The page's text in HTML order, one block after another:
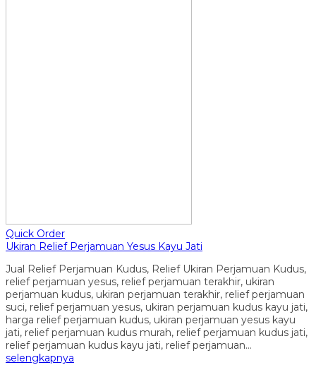
Quick Order
Ukiran Relief Perjamuan Yesus Kayu Jati
Jual Relief Perjamuan Kudus, Relief Ukiran Perjamuan Kudus,
relief perjamuan yesus, relief perjamuan terakhir, ukiran
perjamuan kudus, ukiran perjamuan terakhir, relief perjamuan
suci, relief perjamuan yesus, ukiran perjamuan kudus kayu jati,
harga relief perjamuan kudus, ukiran perjamuan yesus kayu
jati, relief perjamuan kudus murah, relief perjamuan kudus jati,
relief perjamuan kudus kayu jati, relief perjamuan…
selengkapnya